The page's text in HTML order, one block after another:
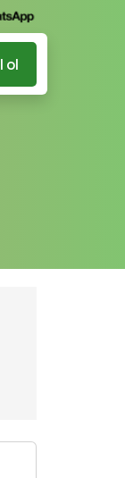
ol